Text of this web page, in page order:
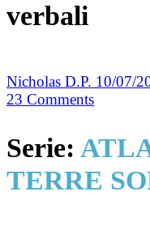
verbali
Nicholas D.P. 10/07/
23 Comments
Serie:
TERRE